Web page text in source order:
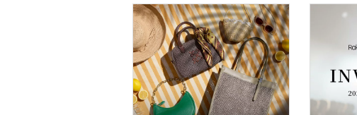
メイクアップ
ネイル
ボディケア・オーラルケ
ア